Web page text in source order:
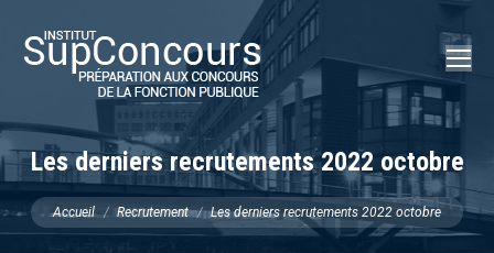
:
Les derniers recrutements 2022 octobre
Vous êtes ici :
Accueil Recrutement Les derniers recrutements 2022 octobre